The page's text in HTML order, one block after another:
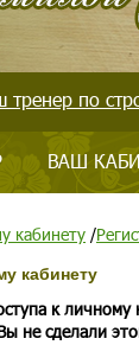
тренер по
ВАШ
кабинету /
кабинету
к
не сделали